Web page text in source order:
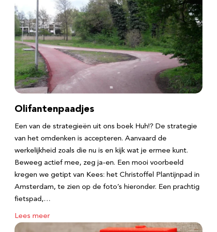
Olifantenpaadjes
Een van de strategieën uit ons boek Huh!? De strategie
van het omdenken is accepteren. Aanvaard de
werkelijkheid zoals die nu is en kijk wat je ermee kunt.
Beweeg actief mee, zeg ja-en. Een mooi voorbeeld
kregen we getipt van Kees: het Christoffel Plantijnpad in
Amsterdam, te zien op de foto’s hieronder. Een prachtig
fietspad,…
Lees meer